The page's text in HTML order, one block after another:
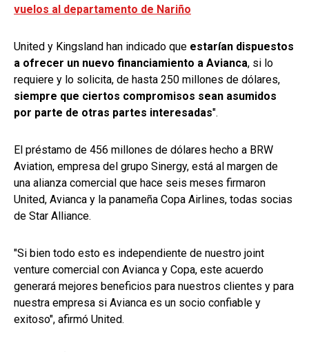
vuelos al departamento de Nariño
United y Kingsland han indicado que estarían dispuestos
a ofrecer un nuevo financiamiento a Avianca, si lo
requiere y lo solicita, de hasta 250 millones de dólares,
siempre que ciertos compromisos sean asumidos
por parte de otras partes interesadas".
El préstamo de 456 millones de dólares hecho a BRW
Aviation, empresa del grupo Sinergy, está al margen de
una alianza comercial que hace seis meses firmaron
United, Avianca y la panameña Copa Airlines, todas socias
de Star Alliance.
"Si bien todo esto es independiente de nuestro joint
venture comercial con Avianca y Copa, este acuerdo
generará mejores beneficios para nuestros clientes y para
nuestra empresa si Avianca es un socio confiable y
exitoso", afirmó United.